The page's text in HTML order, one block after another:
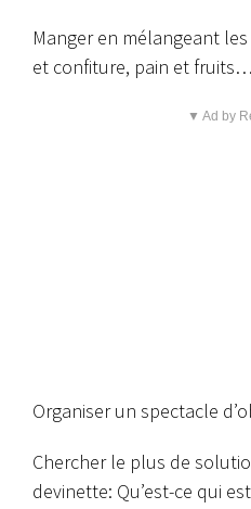
Manger en mélangeant
et confiture, pain et
▼ Ad by
Organiser un spectacle
Chercher le plus de
devinette: Qu’est-ce qui